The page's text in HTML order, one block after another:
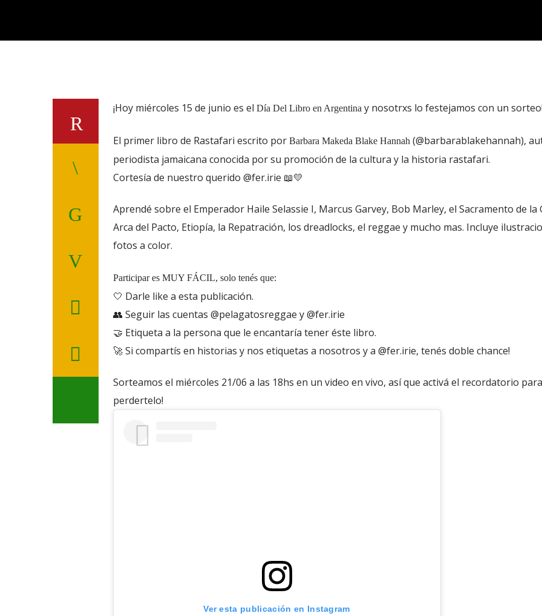
¡Hoy miércoles 15 de junio es el Día Del Libro en Argentinay nosotrxs lo festejamos con un
El primer libro de Rastafari escrito por Barbara Makeda Blake Hannah(@barbarablakehannah),
periodista jamaicana conocida por su promoción de la cultura y la historia rastafari.
Cortesía de nuestro querido @fer.irie 📖💛
Aprendé sobre el Emperador Haile Selassie I, Marcus Garvey, Bob Marley, el Sacramento de la
Arca del Pacto, Etiopía, la Repatración, los dreadlocks, el reggae y mucho mas. Incluye
fotos a color.
Participar es MUY FÁCIL, solo tenés que:
🤍 Darle like a esta publicación.
👥 Seguir las cuentas @pelagatosreggae y @fer.irie
🤝 Etiqueta a la persona que le encantaría tener éste libro.
🚀 Si compartís en historias y nos etiquetas a nosotros y a @fer.irie, tenés doble chance!
Sorteamos el miércoles 21/06 a las 18hs en un video en vivo, así que activá el recordatorio
perdertelo!
Ver esta publicación en Instagram